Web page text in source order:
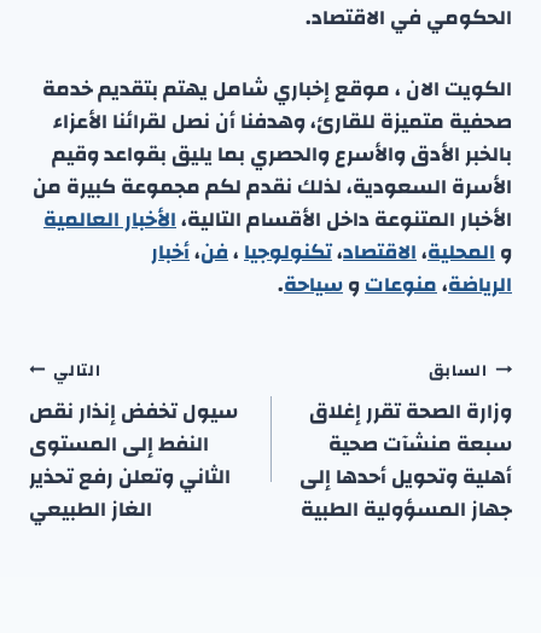
الحكومي في الاقتصاد.
الكويت الان ، موقع إخباري شامل يهتم بتقديم خدمة
صحفية متميزة للقارئ، وهدفنا أن نصل لقرائنا الأعزاء
بالخبر الأدق والأسرع والحصري بما يليق بقواعد وقيم
الأسرة السعودية، لذلك نقدم لكم مجموعة كبيرة من
الأخبار المتنوعة داخل الأقسام التالية،الأخبار العالمية
والمحلية،الاقتصاد،تكنولوجيا،فن،أخبار
الرياضة،منوعاتوسياحة.
تصفّح
المقالات
السابق
وزارة الصحة تقرر إغلاق
سبعة منشآت صحية
أهلية وتحويل أحدها إلى
جهاز المسؤولية الطبية
التالي
سيول تخفض إنذار نقص
النفط إلى المستوى
الثاني وتعلن رفع تحذير
الغاز الطبيعي